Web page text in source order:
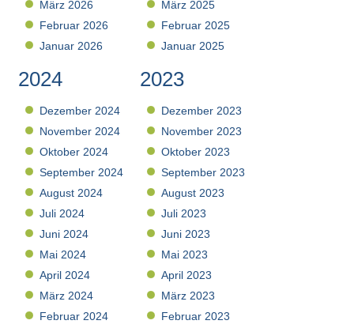
März 2026
Februar 2026
Januar 2026
März 2025
Februar 2025
Januar 2025
2024
Dezember 2024
November 2024
Oktober 2024
September 2024
August 2024
Juli 2024
Juni 2024
Mai 2024
April 2024
März 2024
Februar 2024
2023
Dezember 2023
November 2023
Oktober 2023
September 2023
August 2023
Juli 2023
Juni 2023
Mai 2023
April 2023
März 2023
Februar 2023